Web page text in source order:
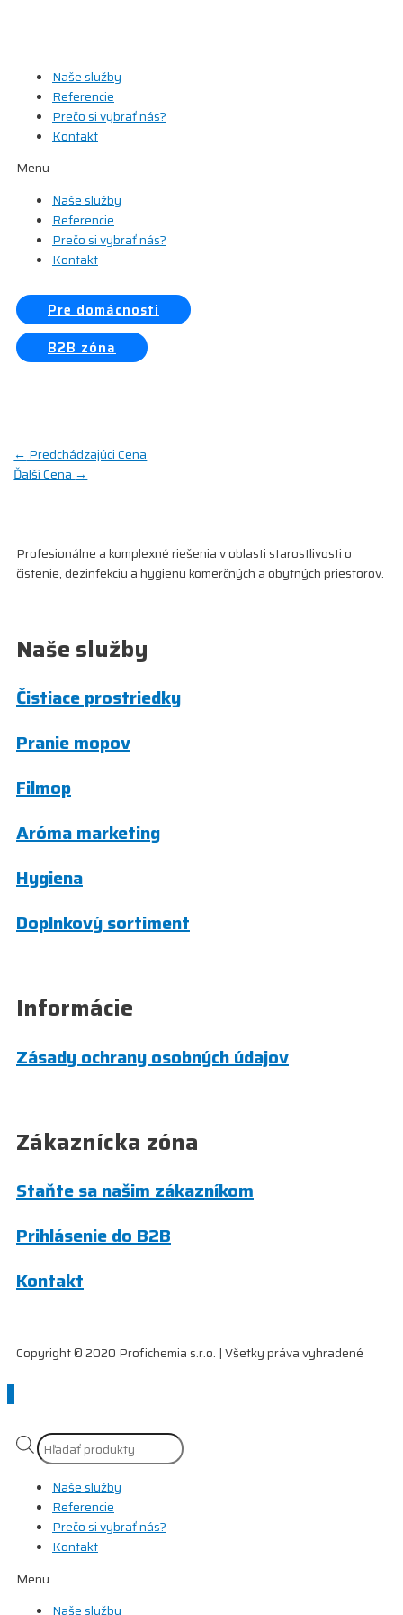
Naše služby
Referencie
Prečo si vybrať nás?
Kontakt
Menu
Naše služby
Referencie
Prečo si vybrať nás?
Kontakt
Pre domácnosti
B2B zóna
Navigácia
← Predchádzajúci Cena
Ďalší Cena →
Profesionálne a komplexné riešenia v oblasti starostlivosti o
čistenie, dezinfekciu a hygienu komerčných a obytných priestorov.
Naše služby
Čistiace prostriedky
Pranie mopov
Filmop
Aróma marketing
Hygiena
Doplnkový sortiment
Informácie
Zásady ochrany osobných údajov
Zákaznícka zóna
Staňte sa našim zákazníkom
Prihlásenie do B2B
Kontakt
Copyright © 2020 Profichemia s.r.o. | Všetky práva vyhradené
Top Products
search
Naše služby
Referencie
Prečo si vybrať nás?
Kontakt
Menu
Naše služby